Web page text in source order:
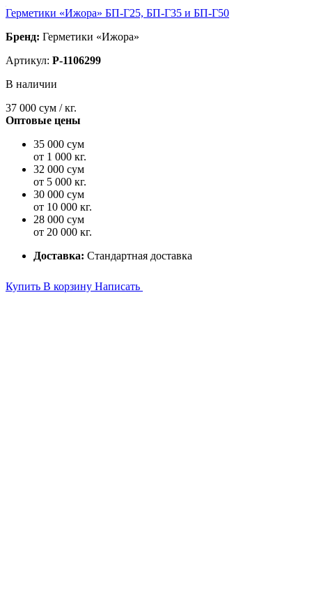
Герметики «Ижора» БП-Г25, БП-Г35 и БП-Г50
Бренд: Герметики «Ижора»
Артикул: P-1106299
В наличии
37 000 сум / кг.
Оптовые цены
35 000 сум
от 1 000 кг.
32 000 сум
от 5 000 кг.
30 000 сум
от 10 000 кг.
28 000 сум
от 20 000 кг.
Доставка: Стандартная доставка
Купить В корзину Написать